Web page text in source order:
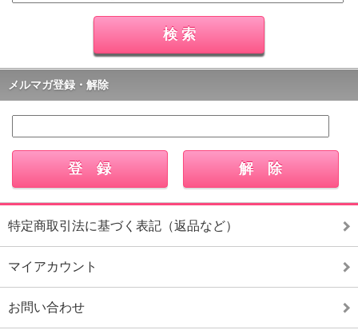
メルマガ登録・解除
特定商取引法に基づく表記（返品など）
マイアカウント
お問い合わせ